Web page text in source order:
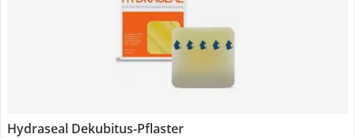
Hydraseal Dekubitus-Pflaster